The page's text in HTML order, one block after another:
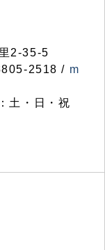
2-35-5
2518 / m
土・日・祝